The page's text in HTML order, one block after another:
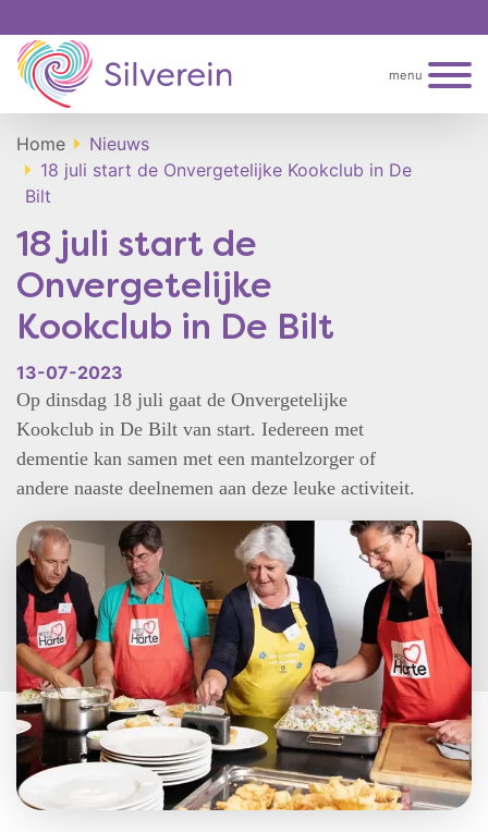
menu
Home
Nieuws
18 juli start de Onvergetelijke Kookclub in De
Bilt
18 juli start de
Onvergetelijke
Kookclub in De Bilt
13-07-2023
Op dinsdag 18 juli gaat de Onvergetelijke
Kookclub in De Bilt van start. Iedereen met
dementie kan samen met een mantelzorger of
andere naaste deelnemen aan deze leuke activiteit.